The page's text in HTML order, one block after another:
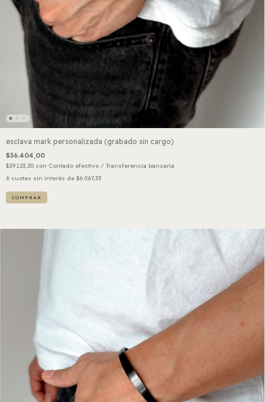
esclava mark personalizada (grabado sin cargo)
$36.404,00
$29.123,20 con Contado efectivo / Transferencia bancaria
6 cuotas sin interés de $6.067,33